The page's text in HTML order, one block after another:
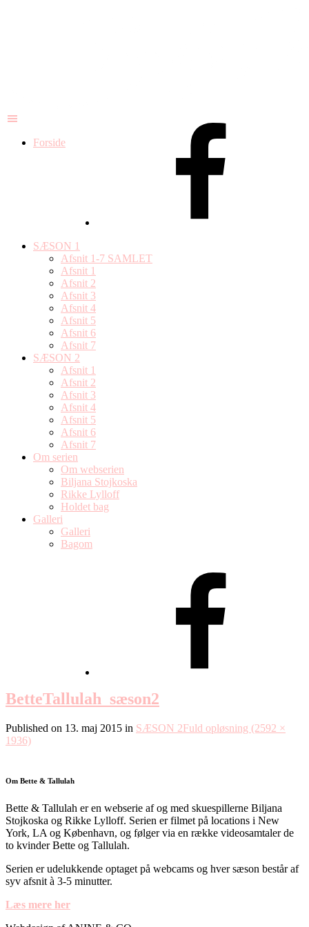
Forside
SÆSON 1
Afsnit 1-7 SAMLET
Afsnit 1
Afsnit 2
Afsnit 3
Afsnit 4
Afsnit 5
Afsnit 6
Afsnit 7
SÆSON 2
Afsnit 1
Afsnit 2
Afsnit 3
Afsnit 4
Afsnit 5
Afsnit 6
Afsnit 7
Om serien
Om webserien
Biljana Stojkoska
Rikke Lylloff
Holdet bag
Galleri
Galleri
Bagom
BetteTallulah_sæson2
Published on 13. maj 2015 in SÆSON 2Fuld opløsning (2592 ×
1936)
Om Bette & Tallulah
Bette & Tallulah er en webserie af og med skuespillerne Biljana
Stojkoska og Rikke Lylloff. Serien er filmet på locations i New
York, LA og København, og følger via en række videosamtaler de
to kvinder Bette og Tallulah.
Serien er udelukkende optaget på webcams og hver sæson består af
syv afsnit à 3-5 minutter.
Læs mere her